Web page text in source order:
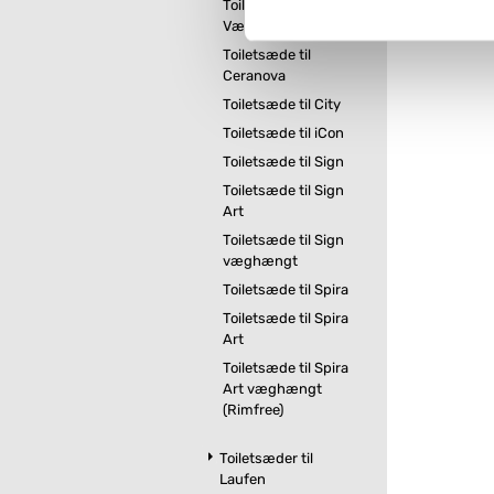
imidlertid også mulighed
ændre i dit samtykke, hvis
Toiletsæde til Cera
Væghængt
Toiletsæde til
Ceranova
Toiletsæde til City
Toiletsæde til iCon
Toiletsæde til Sign
Toiletsæde til Sign
Art
Toiletsæde til Sign
væghængt
Toiletsæde til Spira
Toiletsæde til Spira
Art
Toiletsæde til Spira
Art væghængt
(Rimfree)
Toiletsæder til
Laufen